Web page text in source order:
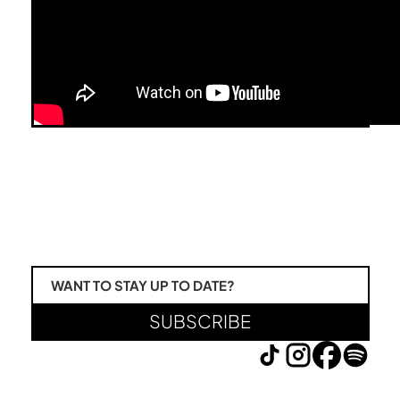
WANT TO STAY UP TO DATE?
SUBSCRIBE